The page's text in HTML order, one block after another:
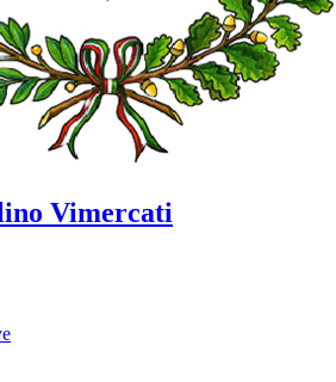
Vimercati